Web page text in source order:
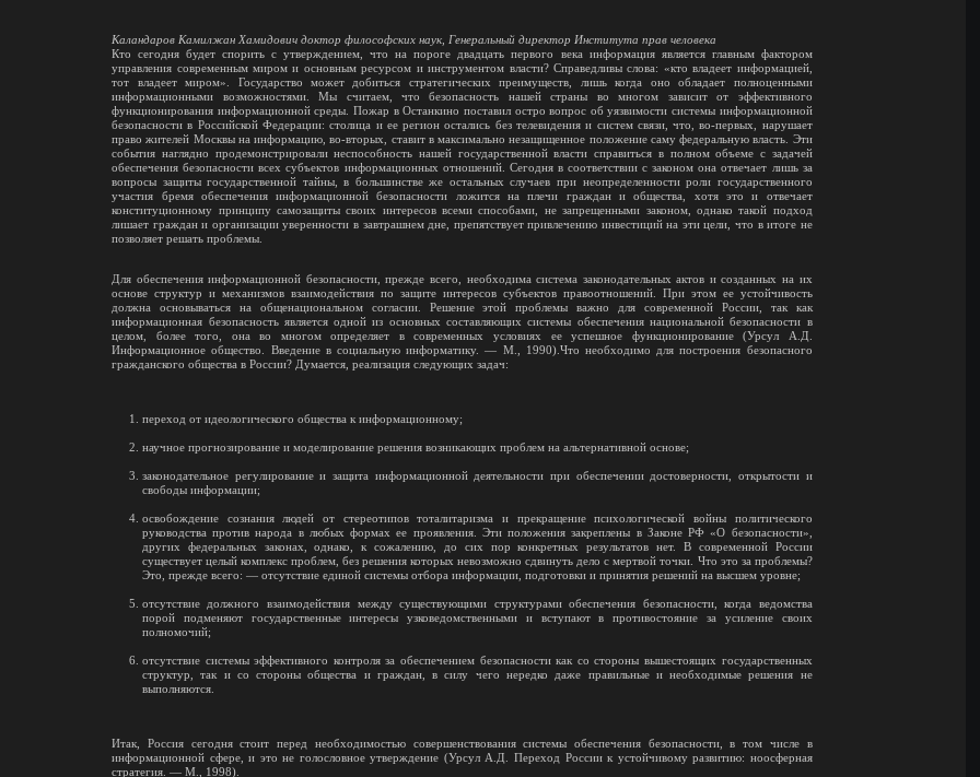
Каландаров Камилжан Хамидович доктор философских наук, Генеральный директор Института прав человека
Кто сегодня будет спорить с утверждением, что на пороге двадцать первого века информация является главным фактором
управления современным миром и основным ресурсом и инструментом власти? Справедливы слова: «кто владеет информацией,
тот владеет миром». Государство может добиться стратегических преимуществ, лишь когда оно обладает полноценными
информационными возможностями. Мы считаем, что безопасность нашей страны во многом зависит от эффективного
функционирования информационной среды. Пожар в Останкино поставил остро вопрос об уязвимости системы информационной
безопасности в Российской Федерации: столица и ее регион остались без телевидения и систем связи, что, во-первых, нарушает
право жителей Москвы на информацию, во-вторых, ставит в максимально незащищенное положение саму федеральную власть. Эти
события наглядно продемонстрировали неспособность нашей государственной власти справиться в полном объеме с задачей
обеспечения безопасности всех субъектов информационных отношений. Сегодня в соответствии с законом она отвечает лишь за
вопросы защиты государственной тайны, в большинстве же остальных случаев при неопределенности роли государственного
участия бремя обеспечения информационной безопасности ложится на плечи граждан и общества, хотя это и отвечает
конституционному принципу самозащиты своих интересов всеми способами, не запрещенными законом, однако такой подход
лишает граждан и организации уверенности в завтрашнем дне, препятствует привлечению инвестиций на эти цели, что в итоге не
позволяет решать проблемы.
Для обеспечения информационной безопасности, прежде всего, необходима система законодательных актов и созданных на их
основе структур и механизмов взаимодействия по защите интересов субъектов правоотношений. При этом ее устойчивость
должна основываться на общенациональном согласии. Решение этой проблемы важно для современной России, так как
информационная безопасность является одной из основных составляющих системы обеспечения национальной безопасности в
целом, более того, она во многом определяет в современных условиях ее успешное функционирование (Урсул А.Д.
Информационное общество. Введение в социальную информатику. — М., 1990).Что необходимо для построения безопасного
гражданского общества в России? Думается, реализация следующих задач:
переход от идеологического общества к информационному;
научное прогнозирование и моделирование решения возникающих проблем на альтернативной основе;
законодательное регулирование и защита информационной деятельности при обеспечении достоверности, открытости и
свободы информации;
освобождение сознания людей от стереотипов тоталитаризма и прекращение психологической войны политического
руководства против народа в любых формах ее проявления. Эти положения закреплены в Законе РФ «О безопасности»,
других федеральных законах, однако, к сожалению, до сих пор конкретных результатов нет. В современной России
существует целый комплекс проблем, без решения которых невозможно сдвинуть дело с мертвой точки. Что это за проблемы?
Это, прежде всего: — отсутствие единой системы отбора информации, подготовки и принятия решений на высшем уровне;
отсутствие должного взаимодействия между существующими структурами обеспечения безопасности, когда ведомства
порой подменяют государственные интересы узковедомственными и вступают в противостояние за усиление своих
полномочий;
отсутствие системы эффективного контроля за обеспечением безопасности как со стороны вышестоящих государственных
структур, так и со стороны общества и граждан, в силу чего нередко даже правильные и необходимые решения не
выполняются.
Итак, Россия сегодня стоит перед необходимостью совершенствования системы обеспечения безопасности, в том числе в
информационной сфере, и это не голословное утверждение (Урсул А.Д. Переход России к устойчивому развитию: ноосферная
стратегия. — М., 1998).